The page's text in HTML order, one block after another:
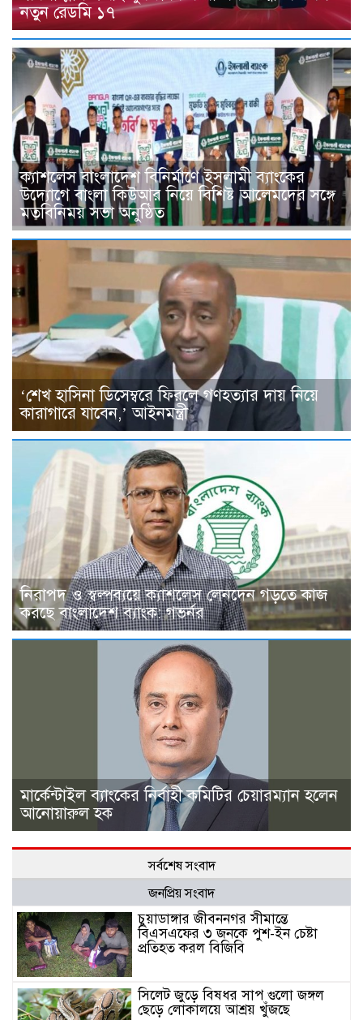
নতুন রেডমি ১৭
ক্যাশলেস বাংলাদেশ বিনির্মাণে ইসলামী ব্যাংকের
উদ্যোগে বাংলা কিউআর নিয়ে বিশিষ্ট আলেমদের সঙ্গে
মতবিনিময় সভা অনুষ্ঠিত
‘শেখ হাসিনা ডিসেম্বরে ফিরলে গণহত্যার দায় নিয়ে
কারাগারে যাবেন,’ আইনমন্ত্রী
নিরাপদ ও স্বল্পব্যয়ে ক্যাশলেস লেনদেন গড়তে কাজ
করছে বাংলাদেশ ব্যাংক: গভর্নর
মার্কেন্টাইল ব্যাংকের নির্বাহী কমিটির চেয়ারম্যান হলেন
আনোয়ারুল হক
সর্বশেষ সংবাদ
জনপ্রিয় সংবাদ
চুয়াডাঙ্গার জীবননগর সীমান্তে
বিএসএফের ৩ জনকে পুশ-ইন চেষ্টা
প্রতিহত করল বিজিবি
সিলেট জুড়ে বিষধর সাপ গুলো জঙ্গল
ছেড়ে লোকালয়ে আশ্রয় খুঁজছে